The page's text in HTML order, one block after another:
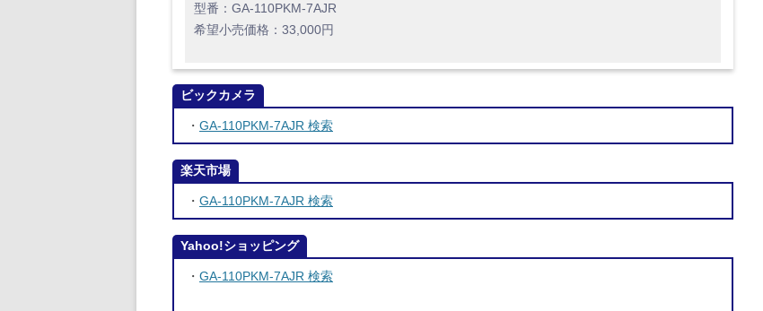
型番：GA-110PKM-7AJR
希望小売価格：33,000円
ビックカメラ
・ GA-110PKM-7AJR 検索
楽天市場
・ GA-110PKM-7AJR 検索
Yahoo!ショッピング
・ GA-110PKM-7AJR 検索